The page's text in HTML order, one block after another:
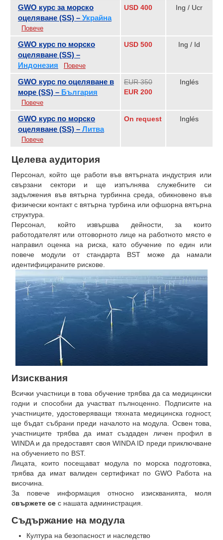
GWO курс за морско
оцеляване (SS) – Украйна
Повече
USD 400 Ing / Ucr
GWO курс по морско
оцеляване (SS) –
Индонезия
Повече
USD 500 Ing / Id
GWO курс по оцеляване в
море (SS) – България
Повече
EUR 350
EUR 200
Inglés
GWO курс по морско
оцеляване (SS) – Литва
Повече
On request Inglés
Целева аудитория
Персонал, който ще работи във вятърната индустрия или
свързани сектори и ще изпълнява служебните си
задължения във вятърна турбинна среда, обикновено във
физически контакт с вятърна турбина или офшорна вятърна
структура.
Персонал, който извършва дейности, за които
работодателят или отговорното лице на работното място е
направил оценка на риска, като обучение по един или
повече модули от стандарта BST може да намали
идентифицираните рискове.
Изисквания
Всички участници в това обучение трябва да са медицински
годни и способни да участват пълноценно. Подписите на
участниците, удостоверяващи тяхната медицинска годност,
ще бъдат събрани преди началото на модула. Освен това,
участниците трябва да имат създаден личен профил в
WINDAи да предоставят своя WINDA ID преди приключване
на обучението по BST.
Лицата, които посещават модула по морска подготовка,
трябва да имат валиден сертификат по GWO Работа на
височина.
За повече информация относно изискванията, моля
свържете се с нашата администрация.
Съдържание на модула
Култура на безопасност и наследство